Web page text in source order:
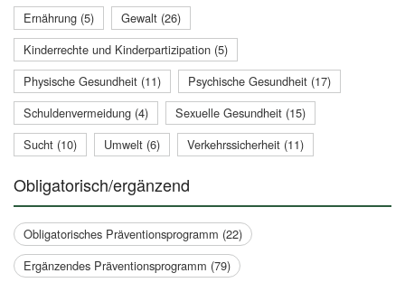
Ernährung (5)
Gewalt (26)
Kinderrechte und Kinderpartizipation (5)
Physische Gesundheit (11)
Psychische Gesundheit (17)
Schuldenvermeidung (4)
Sexuelle Gesundheit (15)
Sucht (10)
Umwelt (6) Verkehrssicherheit (11)
Obligatorisch/ergänzend
Obligatorisches Präventionsprogramm (22)
Ergänzendes Präventionsprogramm (79)